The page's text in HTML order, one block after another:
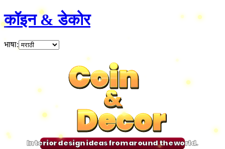
कॉइन & डेकोर
भाषा:
Coin
&
Decor
Coin
&
Decor
Coin
&
Decor
Coin
&
Decor
Interior design ideas from around the world.